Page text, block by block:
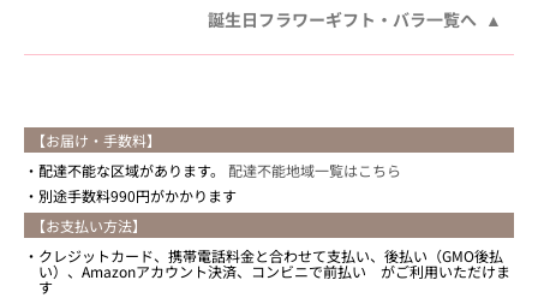
誕生日フラワーギフト・バラ一覧へ
【お届け・手数料】
配達不能な区域があります。 配達不能地域一覧はこちら
別途手数料990円がかかります
【お支払い方法】
クレジットカード、携帯電話料金と合わせて支払い、後払い（GMO後払
い）、Amazonアカウント決済、コンビニで前払い がご利用いただけま
す